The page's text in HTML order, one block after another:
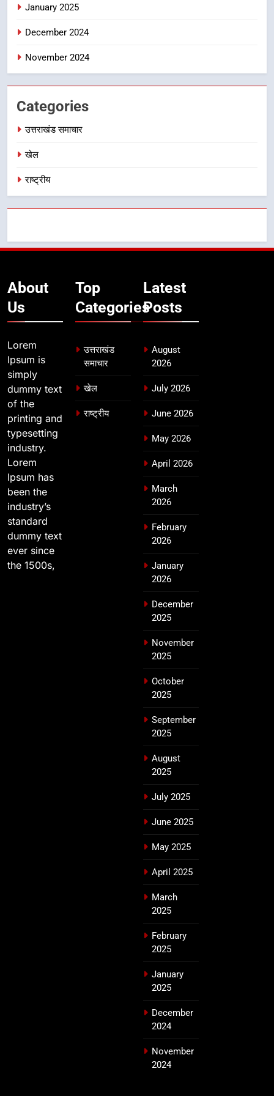
January 2025
December 2024
November 2024
Categories
उत्तराखंड समाचार
खेल
राष्ट्रीय
About
Us
Lorem
Ipsum is
simply
dummy text
of the
printing and
typesetting
industry.
Lorem
Ipsum has
been the
industry’s
standard
dummy text
ever since
the 1500s,
Top
Categories
उत्तराखंड
समाचार
खेल
राष्ट्रीय
Latest
Posts
August
2026
July 2026
June 2026
May 2026
April 2026
March
2026
February
2026
January
2026
December
2025
November
2025
October
2025
September
2025
August
2025
July 2025
June 2025
May 2025
April 2025
March
2025
February
2025
January
2025
December
2024
November
2024